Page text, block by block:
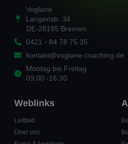
Voglane
Langenstr. 34
DE-28195 Bremen
0421 - 84 78 75 35
kontakt@voglane-coaching.de
Montag bis Freitag
09:00 -16:30
Weblinks
Leitbild
Über uns